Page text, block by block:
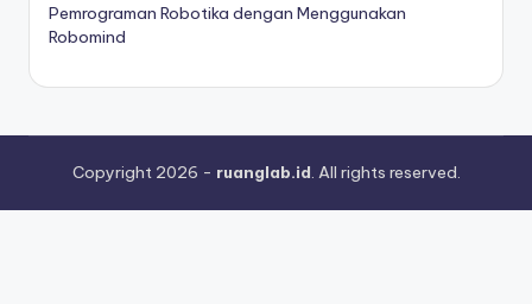
Pemrograman Robotika dengan Menggunakan
Robomind
Copyright 2026 - ruanglab.id. All rights reserved.